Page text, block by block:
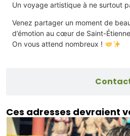
Un voyage artistique à ne surtout
Venez partager un moment de
d’émotion au cœur de Saint-
On vous attend nombreux !
Ces adresses devraient